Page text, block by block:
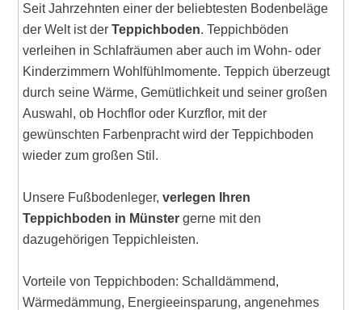
Seit Jahrzehnten einer der beliebtesten Bodenbeläge
der Welt ist derTeppichboden. Teppichböden
verleihen in Schlafräumen aber auch im Wohn- oder
Kinderzimmern Wohlfühlmomente. Teppich überzeugt
durch seine Wärme, Gemütlichkeit und seiner großen
Auswahl, ob Hochflor oder Kurzflor, mit der
gewünschten Farbenpracht wird der Teppichboden
wieder zum großen Stil.
Unsere Fußbodenleger,verlegen Ihren
Teppichboden in Münster gerne mit den
dazugehörigen Teppichleisten.
Vorteile von Teppichboden: Schalldämmend,
Wärmedämmung, Energieeinsparung, angenehmes